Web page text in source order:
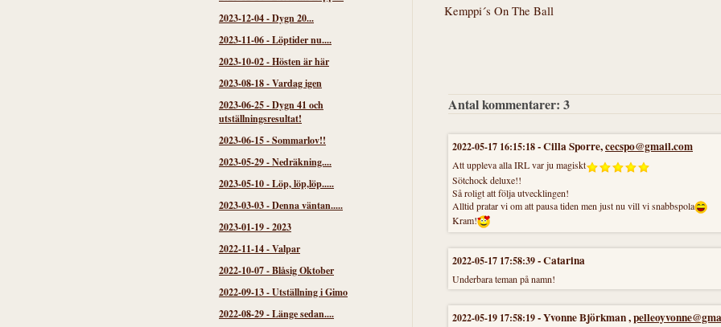
2023-12-04-Dygn 20...
2023-11-06-Löptider nu....
2023-10-02-Hösten är här
2023-08-18-Vardag igen
2023-06-25-Dygn 41 och
utställningsresultat!
2023-06-15-Sommarlov!!
2023-05-29-Nedräkning....
2023-05-10-Löp, löp,löp.....
2023-03-03-Denna väntan.....
2023-01-19-2023
2022-11-14-Valpar
2022-10-07-Blåsig Oktober
2022-09-13-Utställning i Gimo
2022-08-29-Länge sedan....
Kemppi´s On The Ball
Antal kommentarer: 3
2022-05-17 16:15:18-Cilla Sporre,cecspo@gmail.com
Att uppleva alla IRL var ju magiskt
Sötchock deluxe!!
Så roligt att följa utvecklingen!
Alltid pratar vi om att pausa tiden men just nu vill vi snabbspola
Kram!
2022-05-17 17:58:39-Catarina
Underbara teman på namn!
2022-05-19 17:58:19-Yvonne Björkman,